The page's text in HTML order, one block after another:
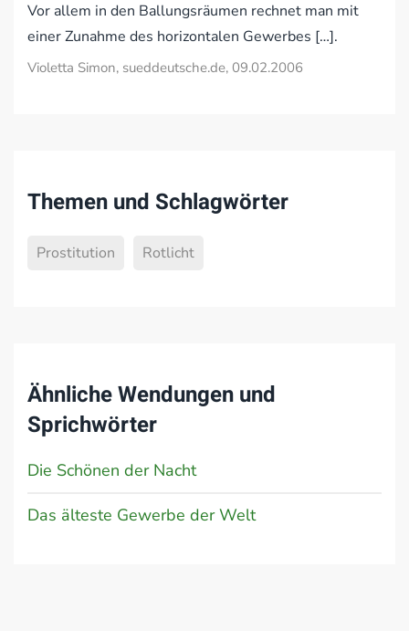
Vor allem in den Ballungsräumen rechnet man mit
einer Zunahme des horizontalen Gewerbes […].
Violetta Simon, sueddeutsche.de, 09.02.2006
Themen und Schlagwörter
Prostitution Rotlicht
Ähnliche Wendungen und
Sprichwörter
Die Schönen der Nacht
Das älteste Gewerbe der Welt